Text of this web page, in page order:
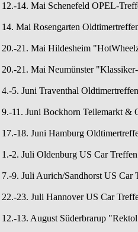
12.-14. Mai Schenefeld OPEL-
14. Mai Rosengarten
20.-21. Mai Hildesheim
20.-21. Mai Neumünster
4.-5. Juni Traventhal
9.-11. Juni Bockhorn Teilemarkt &
17.-18. Juni Hamburg
1.-2. Juli Oldenburg US Car
7.-9. Juli Aurich/Sandhorst US Car
22.-23. Juli Hannover US Car
12.-13. August Süderbrarup